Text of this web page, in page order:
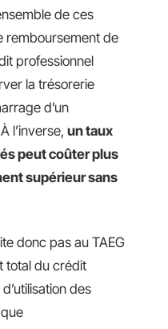
de ces
remboursement de
professionnel
la trésorerie
d’un
l’inverse, un taux
peut coûter plus
supérieur sans
donc pas au TAEG
total du crédit
des